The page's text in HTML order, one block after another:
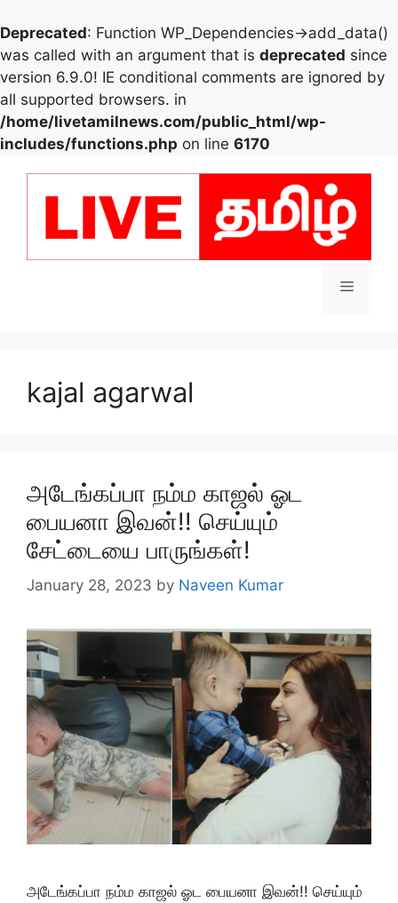
Deprecated: Function WP_Dependencies->add_data()
was called with an argument that is deprecated since
version 6.9.0! IE conditional comments are ignored by
all supported browsers. in
/home/livetamilnews.com/public_html/wp-
includes/functions.php on line 6170
Menu
kajal agarwal
அடேங்கப்பா நம்ம காஜல் ஓட
பையனா இவன்!! செய்யும்
சேட்டையை பாருங்கள்!
January 28, 2023 by Naveen Kumar
அடேங்கப்பா நம்ம காஜல் ஓட பையனா இவன்!! செய்யும்